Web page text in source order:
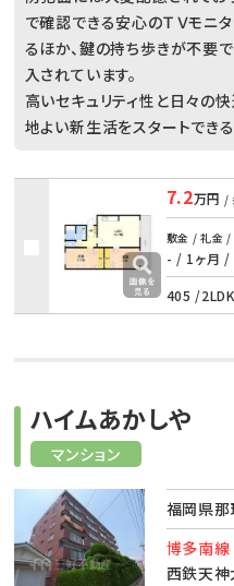
で確認できる安心のＴＶモニ
るほか、鍵の持ち歩きが不要
入されています。
高いセキュリティ性と日々の
地よい新生活をスタートでき
7.2万円 /
敷金 / 礼金 /
- / 1ヶ月 /
405 /2LDK
マンション
ハイムあかしや
福岡県
博多南
西鉄天